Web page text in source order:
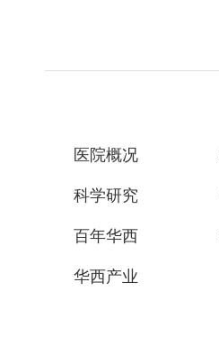
医院概况
科学研究
百年华西
华西产业